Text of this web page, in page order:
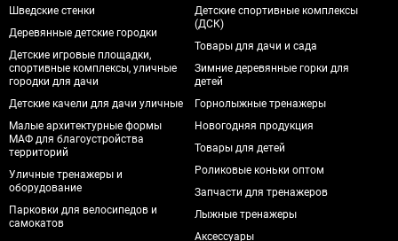
Шведские стенки
Деревянные детские городки
Детские игровые площадки,
спортивные комплексы, уличные
городки для дачи
Детские качели для дачи уличные
Малые архитектурные формы
МАФ для благоустройства
территорий
Уличные тренажеры и
оборудование
Парковки для велосипедов и
самокатов
Детские спортивные комплексы
(ДСК)
Товары для дачи и сада
Зимние деревянные горки для
детей
Горнолыжные тренажеры
Новогодняя продукция
Товары для детей
Роликовые коньки оптом
Запчасти для тренажеров
Лыжные тренажеры
Аксессуары